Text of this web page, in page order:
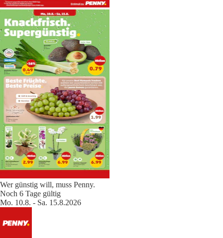
Wer günstig will, muss Penny.
Noch 6 Tage gültig
Mo. 10.8. - Sa. 15.8.2026